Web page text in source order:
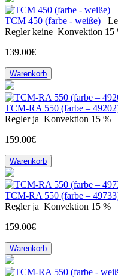
ТСМ 450 (farbe - weiße)
Regler keine Konvektion 15
139.00€
Warenkorb
ТСМ-RA 550 (farbe –
Regler ja Konvektion 15 %
159.00€
Warenkorb
ТСМ-RA 550 (farbe –
Regler ja Konvektion 15 %
159.00€
Warenkorb